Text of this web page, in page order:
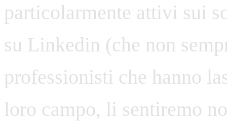
particolarmente attivi sui
su Linkedin (che non
professionisti che hanno
loro campo, li sentiremo